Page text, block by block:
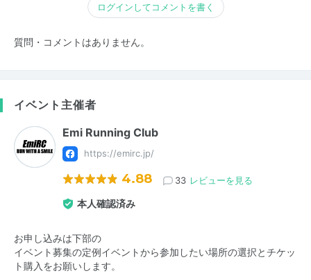
ログインしてコメントを書く
質問・コメントはありません。
イベント主催者
Emi Running Club
https://emirc.jp/
4.88 33 レビューを見る
本人確認済み
お申し込みは下部の
イベント募集の定例イベントから参加したい場所の選択とチケッ
ト購入をお願いします。